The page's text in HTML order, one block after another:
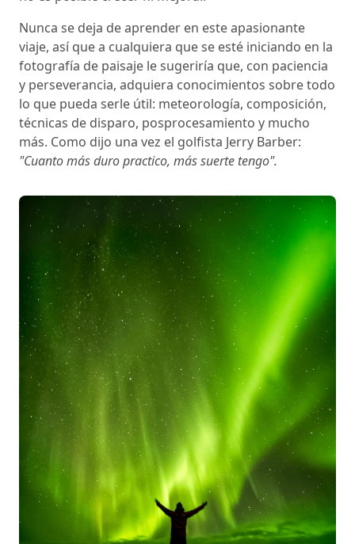
Nunca se deja de aprender en este apasionante
viaje, así que a cualquiera que se esté iniciando en la
fotografía de paisaje le sugeriría que, con paciencia
y perseverancia, adquiera conocimientos sobre todo
lo que pueda serle útil: meteorología, composición,
técnicas de disparo, posprocesamiento y mucho
más. Como dijo una vez el golfista Jerry Barber:
"Cuanto más duro practico, más suerte tengo".